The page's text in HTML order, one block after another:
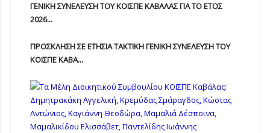
ΓΕΝΙΚΗ ΣΥΝΕΛΕΥΣΗ ΤΟΥ ΚΟΙΣΠΕ ΚΑΒΑΛΑΣ ΓΙΑ ΤΟ ΕΤΟΣ
2026...
ΠΡΟΣΚΛΗΣΗ ΣΕ ΕΤΗΣΙΑ TAKTIKH ΓΕΝΙΚΗ ΣΥΝΕΛΕΥΣΗ ΤΟΥ
ΚΟΙΣΠΕ ΚΑΒΑ...